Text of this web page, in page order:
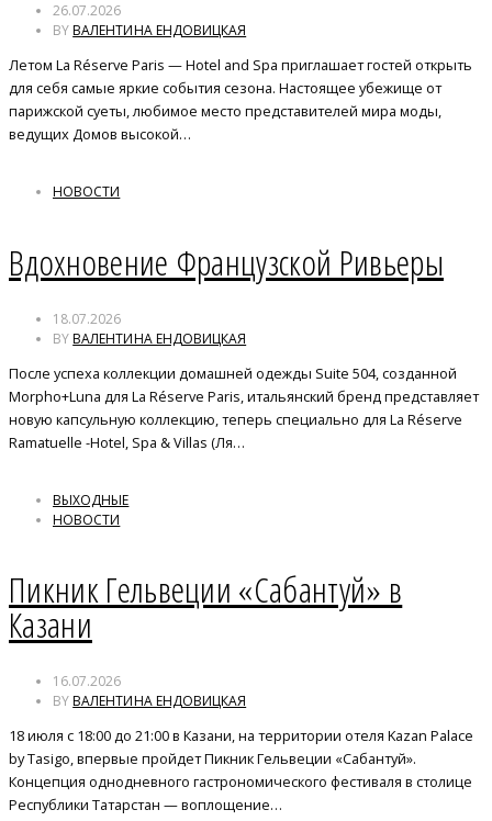
26.07.2026
BYВАЛЕНТИНА ЕНДОВИЦКАЯ
Летом La Réserve Paris — Hotel and Spa приглашает гостей открыть
для себя самые яркие события сезона. Настоящее убежище от
парижской суеты, любимое место представителей мира моды,
ведущих Домов высокой…
НОВОСТИ
Вдохновение Французской Ривьеры
18.07.2026
BYВАЛЕНТИНА ЕНДОВИЦКАЯ
После успеха коллекции домашней одежды Suite 504, созданной
Morpho+Luna для La Réserve Paris, итальянский бренд представляет
новую капсульную коллекцию, теперь специально для La Réserve
Ramatuelle -Hotel, Spa & Villas (Ля…
ВЫХОДНЫЕ
НОВОСТИ
Пикник Гельвеции «Сабантуй» в
Казани
16.07.2026
BYВАЛЕНТИНА ЕНДОВИЦКАЯ
18 июля с 18:00 до 21:00 в Казани, на территории отеля Kazan Palace
by Tasigo, впервые пройдет Пикник Гельвеции «Сабантуй».
Концепция однодневного гастрономического фестиваля в столице
Республики Татарстан — воплощение…